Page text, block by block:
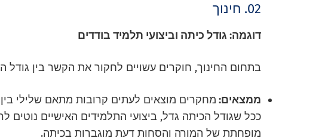
02. חינוך
דוגמה: גודל כיתה וביצועי תלמיד בודדים
בתחום החינוך, חוקרים עשויים לחקור את הקשר בין גודל
ממצאים: מחקרים מוצאים לעתים קרובות מתאם שלילי בין
ככל שגודל הכיתה גדל, ביצועי התלמידים האישיים נוטים
מופחתת של המורה והסחות דעת מוגברות בכיתה.